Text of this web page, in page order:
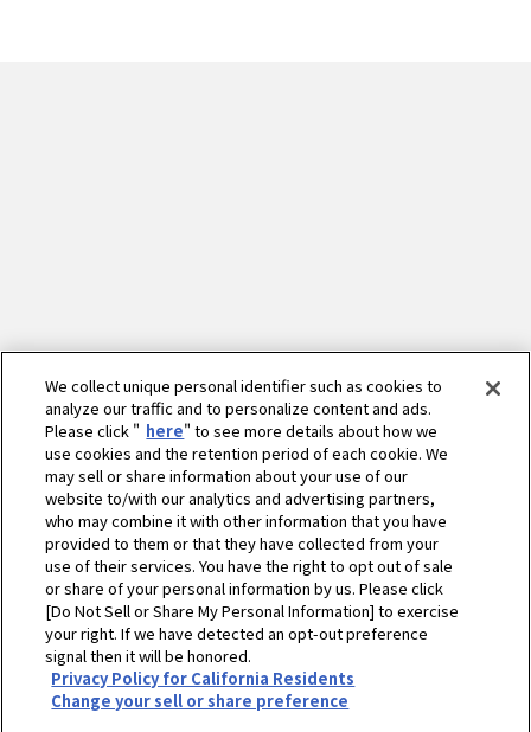
ホーム 農業 ニュース
2019年
「第29回ヤンマー 学生懸賞論文・作文｣大賞・金賞作品を決定
プライバシーポリシー クッキーポリシー
We collect unique personal identifier such as cookies to
analyze our traffic and to personalize content and ads.
Please click " here" to see more details about how we
use cookies and the retention period of each cookie. We
may sell or share information about your use of our
website to/with our analytics and advertising partners,
who may combine it with other information that you have
provided to them or that they have collected from your
use of their services. You have the right to opt out of sale
or share of your personal information by us. Please click
[Do Not Sell or Share My Personal Information] to exercise
your right. If we have detected an opt-out preference
signal then it will be honored.
Privacy Policy for California Residents
Change your sell or share preference